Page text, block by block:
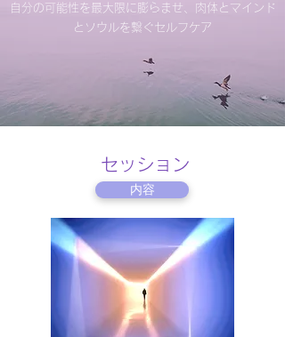
自分の可能性を最大限に膨らませ、肉体とマインド
とソウルを繋ぐセルフケア
セッション
内容